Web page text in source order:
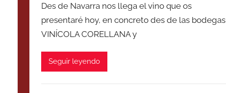
Des de Navarra nos llega el vino que os
presentaré hoy, en concreto des de las bodegas
VINÍCOLA CORELLANA y
Seguir leyendo